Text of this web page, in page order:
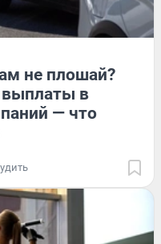
не плошай?
выплаты в
— что